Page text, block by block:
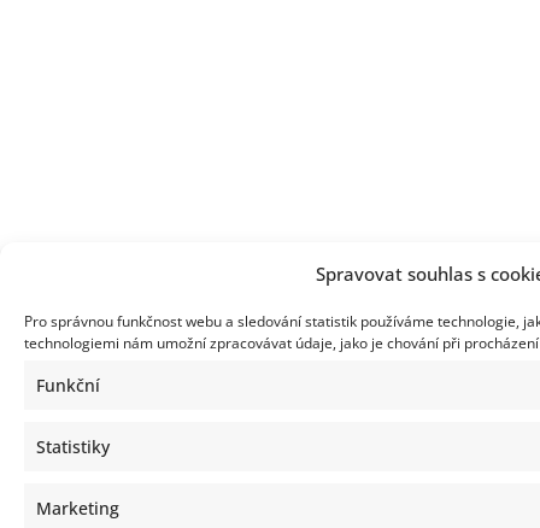
Spravovat souhlas s
Pro správnou funkčnost webu a sledování statistik používáme technologie,
technologiemi nám umožní zpracovávat údaje, jako je chování při
Funkční
Statistiky
Marketing